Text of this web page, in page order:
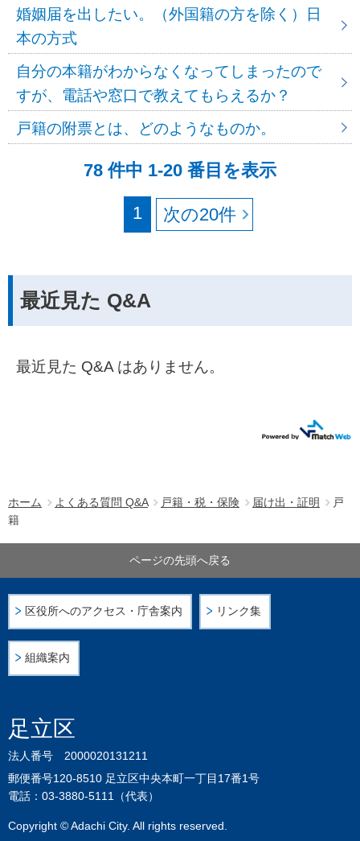
ホーム よくある質問 Q&A 戸籍・税・保険 届け出・証明
戸
籍
婚姻届を出したい。（外国籍の方を除く）日
本の方式
自分の本籍がわからなくなってしまったので
すが、電話や窓口で教えてもらえるか？
戸籍の附票とは、どのようなものか。
78 件中 1-20 番目を表示
1
最近見た Q&A
最近見た Q&A はありません。
足立区
法人番号 2000020131211
郵便番号120-8510 足立区中央本町一丁目17番1号
電話：03-3880-5111（代表）
Copyright © Adachi City. All rights reserved.
区役所へのアクセス・庁舎案内 リンク集
組織案内
ページの先頭へ戻る